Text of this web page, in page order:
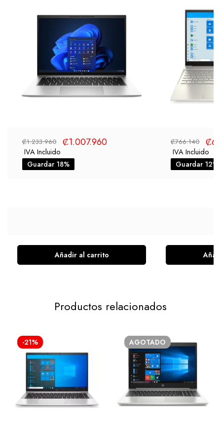
₡1.233.960 ₡1.007.960
IVA Incluido
Guardar 18%
₡766.140 ₡
IVA Incluido
Guardar 12%
Añadir al carrito
Productos relacionados
-21% AGOTADO